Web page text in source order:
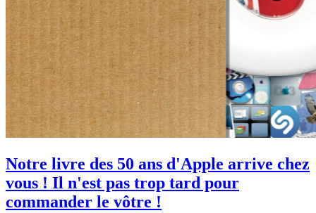
Notre livre des 50 ans d'Apple arrive chez
vous ! Il n'est pas trop tard pour
commander le vôtre !